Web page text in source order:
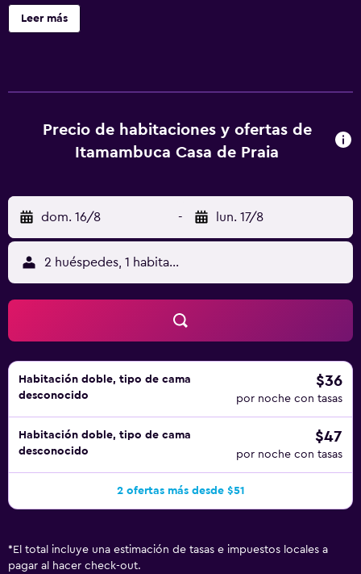
Estadio de Ubatuba, a 10 km de Iglesia Mayor y a 49 km de
Quilombo do Campinho. El alojamiento dispone de cocina
Itamambuca Casa de Praia ofrece barbacoa. El aeropuerto
(Aeropuerto regional de São José dos Campos) está a 143
Leer más
Precio de habitaciones y ofertas de
Itamambuca Casa de Praia
dom. 16/8 - lun. 17/8
2 huéspedes, 1 habitación
Habitación doble, tipo de cama
desconocido
$36
por noche con tasas
Habitación doble, tipo de cama
desconocido
$47
por noche con tasas
2 ofertas más desde $51
* El total incluye una estimación de tasas e impuestos locales a
pagar al hacer check-out.